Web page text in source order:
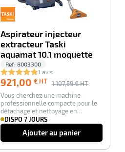
Aspirateur injecteur
extracteur Taski
aquamat 10.1 moquette
Ref: 8003300
1 avis
921,00 € HT 1 107,59 € HT
Vous cherchez une machine
professionnelle compacte pour le
détachage et nettoyage en
profondeur des petit…
DISPO 7 JOURS
Ajouter au panier